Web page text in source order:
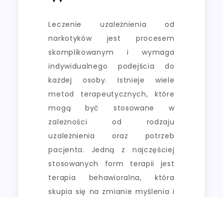
Leczenie uzależnienia od
narkotyków jest procesem
skomplikowanym i wymaga
indywidualnego podejścia do
każdej osoby. Istnieje wiele
metod terapeutycznych, które
mogą być stosowane w
zależności od rodzaju
uzależnienia oraz potrzeb
pacjenta. Jedną z najczęściej
stosowanych form terapii jest
terapia behawioralna, która
skupia się na zmianie myślenia i